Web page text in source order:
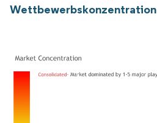
Wettbewerbskonzentration